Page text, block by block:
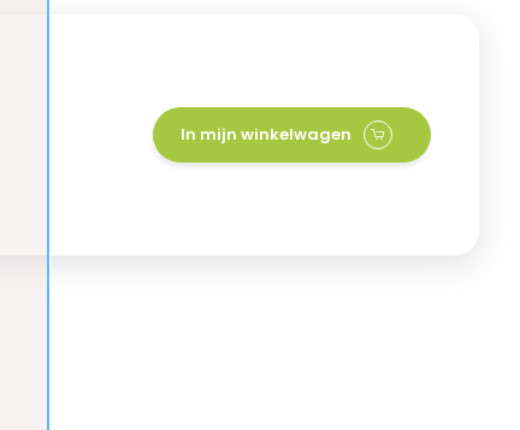
In mijn winkelwagen